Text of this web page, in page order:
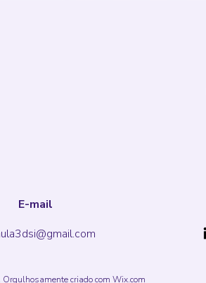
criado com Wix.com
E-mail